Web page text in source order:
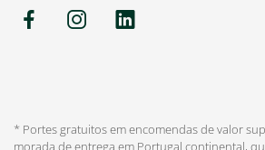
* Portes gratuitos em encomendas de valor
morada de entrega em Portugal continental,